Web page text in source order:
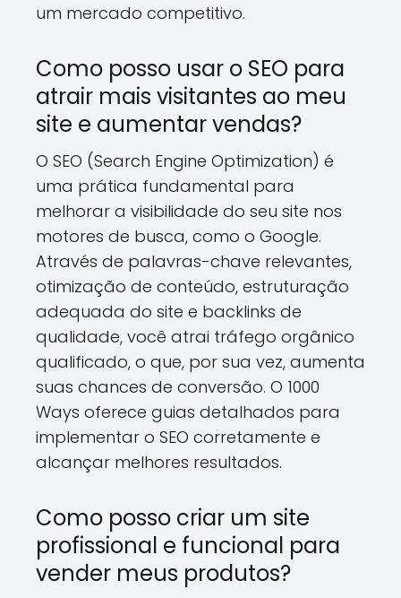
um mercado competitivo.
Como posso usar o SEO para
atrair mais visitantes ao meu
site e aumentar vendas?
O SEO (Search Engine Optimization) é
uma prática fundamental para
melhorar a visibilidade do seu site nos
motores de busca, como o Google.
Através de palavras-chave relevantes,
otimização de conteúdo, estruturação
adequada do site e backlinks de
qualidade, você atrai tráfego orgânico
qualificado, o que, por sua vez, aumenta
suas chances de conversão. O 1000
Ways oferece guias detalhados para
implementar o SEO corretamente e
alcançar melhores resultados.
Como posso criar um site
profissional e funcional para
vender meus produtos?